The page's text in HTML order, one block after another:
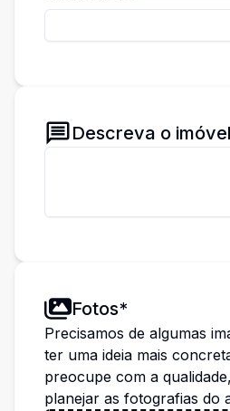
Descreva o
Fotos*
Precisamos de algumas
ter uma ideia mais
preocupe com a
planejar as fotografias do